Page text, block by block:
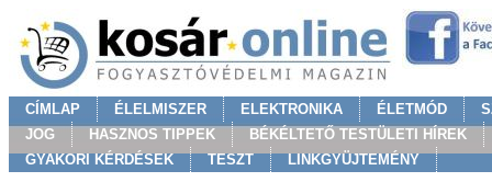
CÍMLAP ÉLELMISZER ELEKTRONIKA ÉLETMÓD
JOG
HASZNOS TIPPEK
BÉKÉLTETŐ TESTÜLETI HÍREK
GYAKORI KÉRDÉSEK
TESZT LINKGYÜJTEMÉNY